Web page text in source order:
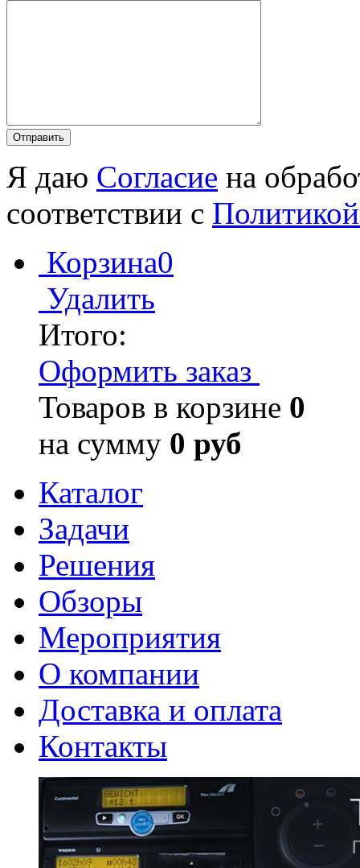
Я даю Согласие на
соответствии с
Корзина0
Удалить
Итого:
Оформить заказ
Товаров в корзине 0
на сумму 0 руб
Каталог
Задачи
Решения
Обзоры
Мероприятия
О компании
Доставка и оплата
Контакты